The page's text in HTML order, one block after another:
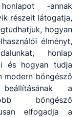
- a Kós Károly
Kollégium
-annak
részeit látogatja,
hogyan
élményt,
honlap
és hogyan tudja
modern böngésző
a
böngésző
elfogadja a